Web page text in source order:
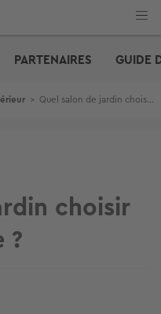
PARTENAIRES GUIDE
> Quel salon de jardin choisir pour sa terrasse ?
choisir
?